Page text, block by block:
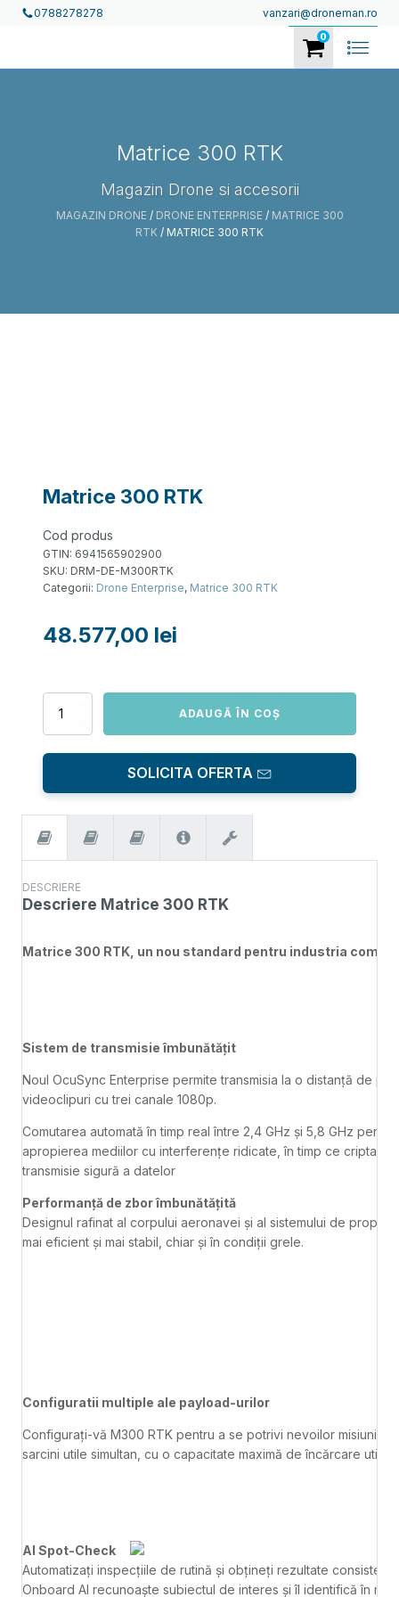
0788278278 vanzari@droneman.ro
0
Matrice 300 RTK
Magazin Drone si accesorii
MAGAZIN DRONE / DRONE ENTERPRISE / MATRICE 300
RTK / MATRICE 300 RTK
Matrice 300 RTK
Cod produs
GTIN: 6941565902900
SKU: DRM-DE-M300RTK
Categorii: Drone Enterprise, Matrice 300 RTK
48.577,00 lei
Cantitate
RTK
ADAUGĂ ÎN COȘ
SOLICITA OFERTA
DESCRIERE
Descriere Matrice 300 RTK
Matrice 300 RTK, un nou standard pentru industria
Sistem de transmisie îmbunătățit
Noul OcuSync Enterprise permite transmisia la o distanță de
videoclipuri cu trei canale 1080p.
Comutarea automată în timp real între 2,4 GHz și 5,8 GHz
apropierea mediilor cu interferențe ridicate, în timp ce criptarea
transmisie sigură a datelor
Performanță de zbor îmbunătățită
Designul rafinat al corpului aeronavei și al sistemului de
mai eficient și mai stabil, chiar și în condiții grele.
Configuratii multiple ale payload-urilor
Configurați-vă M300 RTK pentru a se potrivi nevoilor misiunii
sarcini utile simultan, cu o capacitate maximă de încărcare utilă
AI Spot-Check
Automatizați inspecțiile de rutină și obțineți rezultate
Onboard AI recunoaște subiectul de interes și îl identifică în